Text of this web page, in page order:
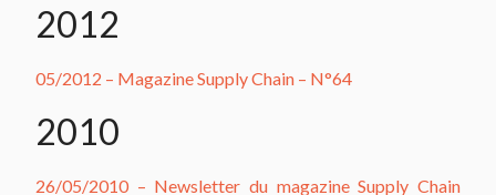
2012
05/2012 – Magazine Supply Chain – N°64
2010
26/05/2010 – Newsletter du magazine Supply Chain